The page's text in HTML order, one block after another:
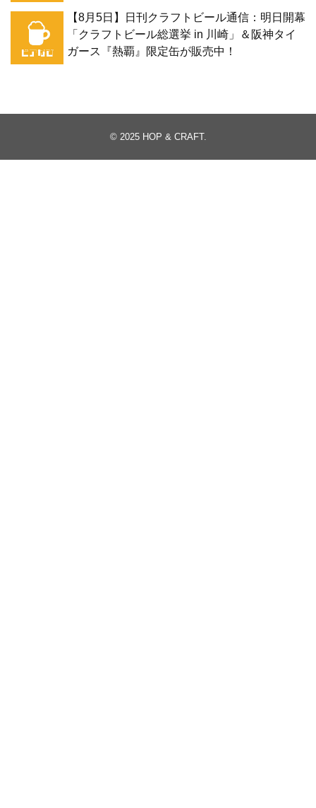
【8月5日】日刊クラフトビール通信：明日開幕
「クラフトビール総選挙 in 川崎」＆阪神タイ
ガース『熱覇』限定缶が販売中！
© 2025 HOP & CRAFT.